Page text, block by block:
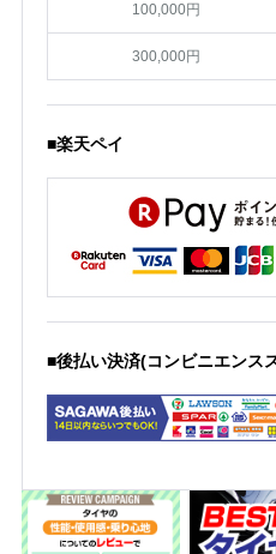
100,000円
300,000円
■楽天ペイ
■後払い決済(コンビニエンス